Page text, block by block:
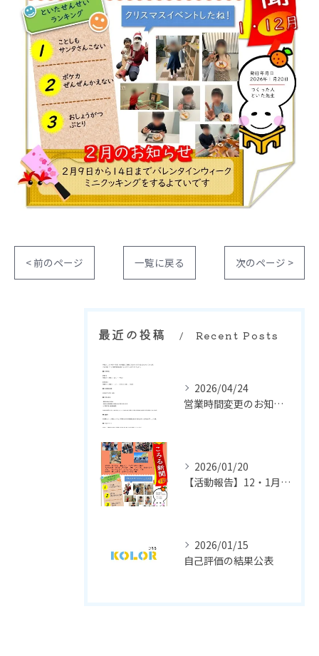
< 前のページ 一覧に戻る 次のページ >
最近の投稿 Recent Posts
2026/04/24
営業時間変更のお知らせ（2026年5月から）
2026/01/20
【活動報告】12・1月ころる新聞
2026/01/15
自己評価の結果公表